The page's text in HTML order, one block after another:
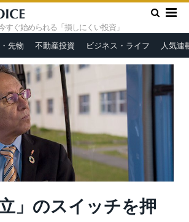
すぐ始められる「損しにくい投資」
先物 不動産投資 ビジネス・ライフ 人気連
»
「沖縄独立」のスイッチを押すのは政府
が語る、絵空事とは言えない事情
立」のスイッチを押